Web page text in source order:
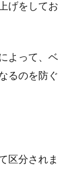
げをしてお
よって、ベ
るのを防ぐ
区分されま